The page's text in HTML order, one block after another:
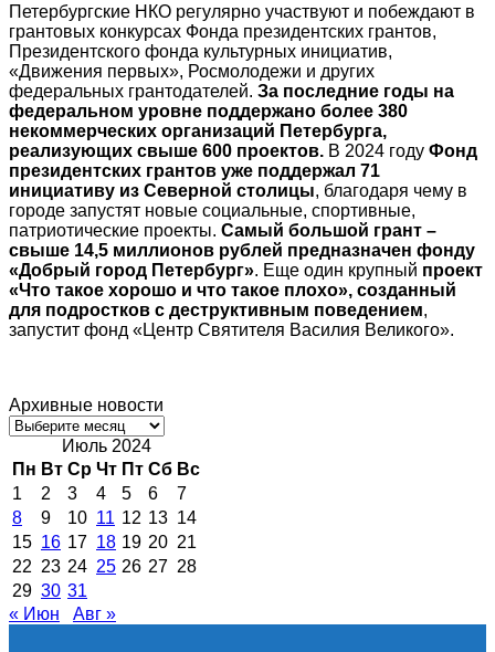
Петербургские НКО регулярно участвуют и побеждают в
грантовых конкурсах Фонда президентских грантов,
Президентского фонда культурных инициатив,
«Движения первых», Росмолодежи и других
федеральных грантодателей. За последние годы на
федеральном уровне поддержано более 380
некоммерческих организаций Петербурга,
реализующих свыше 600 проектов. В 2024 году Фонд
президентских грантов уже поддержал 71
инициативу из Северной столицы, благодаря чему в
городе запустят новые социальные, спортивные,
патриотические проекты. Самый большой грант –
свыше 14,5 миллионов рублей предназначен фонду
«Добрый город Петербург». Еще один крупный проект
«Что такое хорошо и что такое плохо», созданный
для подростков с деструктивным поведением,
запустит фонд «Центр Святителя Василия Великого».
Архивные новости
Архивные
новостиИюль 2024
Пн Вт Ср Чт Пт Сб Вс
1
2 3 4 5 6
7
8
9 10 11 12 13 14
15 16 17 18 19 20 21
22 23 24 25 26 27 28
29 30 31
« Июн
Авг »